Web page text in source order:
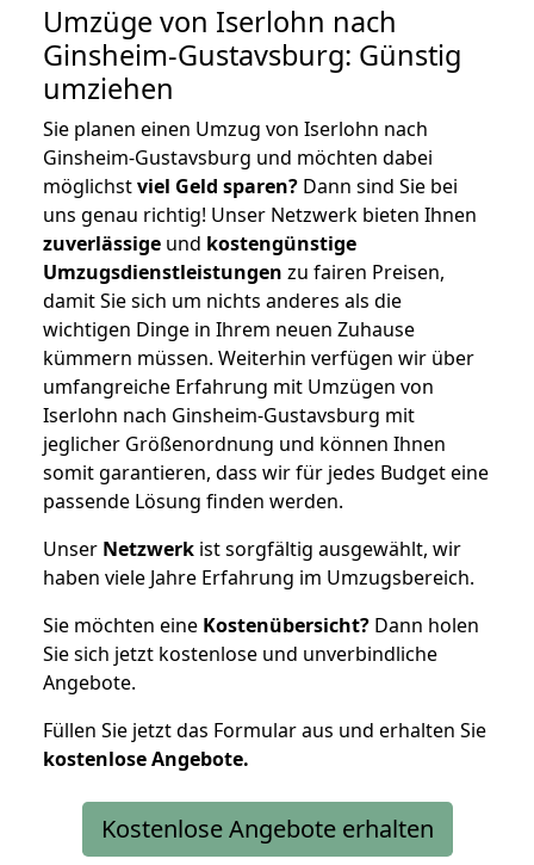
Umzüge von Iserlohn nach
Ginsheim-Gustavsburg: Günstig
umziehen
Sie planen einen Umzug von Iserlohn nach
Ginsheim-Gustavsburg und möchten dabei
möglichstviel Geld sparen? Dann sind Sie bei
uns genau richtig! Unser Netzwerk bieten Ihnen
zuverlässige und kostengünstige
Umzugsdienstleistungen zu fairen Preisen,
damit Sie sich um nichts anderes als die
wichtigen Dinge in Ihrem neuen Zuhause
kümmern müssen. Weiterhin verfügen wir über
umfangreiche Erfahrung mit Umzügen von
Iserlohn nach Ginsheim-Gustavsburg mit
jeglicher Größenordnung und können Ihnen
somit garantieren, dass wir für jedes Budget eine
passende Lösung finden werden.
Unser Netzwerk ist sorgfältig ausgewählt, wir
haben viele Jahre Erfahrung im Umzugsbereich.
Sie möchten eine Kostenübersicht? Dann holen
Sie sich jetzt kostenlose und unverbindliche
Angebote.
Füllen Sie jetzt das Formular aus und erhalten Sie
kostenloseAngebote.
Kostenlose Angebote erhalten